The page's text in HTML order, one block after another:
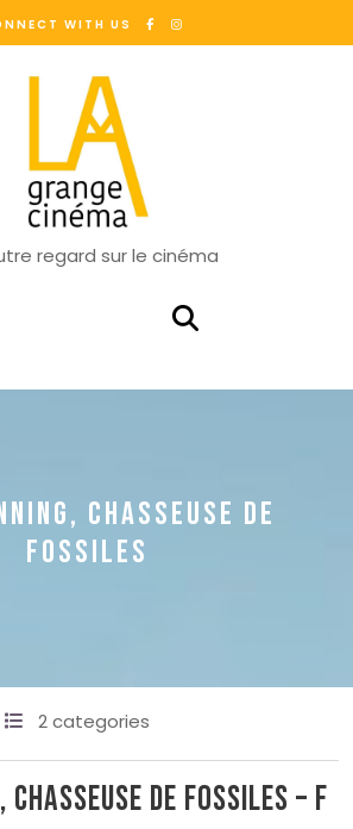
WITH US
regard sur le cinéma
CHASSEUSE DE
FOSSILES
2 categories
chasseuse de fossiles – F